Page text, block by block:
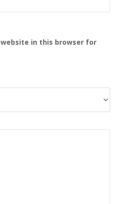
website in this browser for